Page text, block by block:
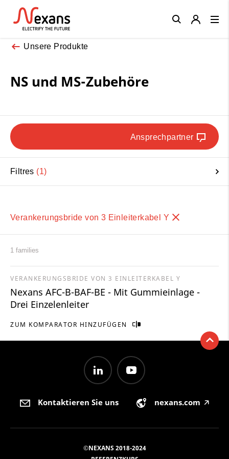
Unsere Produkte
NS und MS-Zubehöre
Ansprechpartner
Filtres 1
Verankerungsbride von 3 Einleiterkabel Y
1 families
ZUM KOMPARATOR HINZUFÜGEN
VERANKERUNGSBRIDE VON 3 EINLEITERKABEL Y
Nexans AFC-B-BAF-BE - Mit Gummieinlage -
Drei Einzelenleiter
Close
Kontaktieren Sie uns nexans.com 🡥
©NEXANS 2018-2024